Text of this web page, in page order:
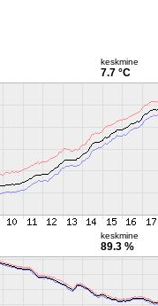
keskmine
7.7 °C
keskmine
89.3 %